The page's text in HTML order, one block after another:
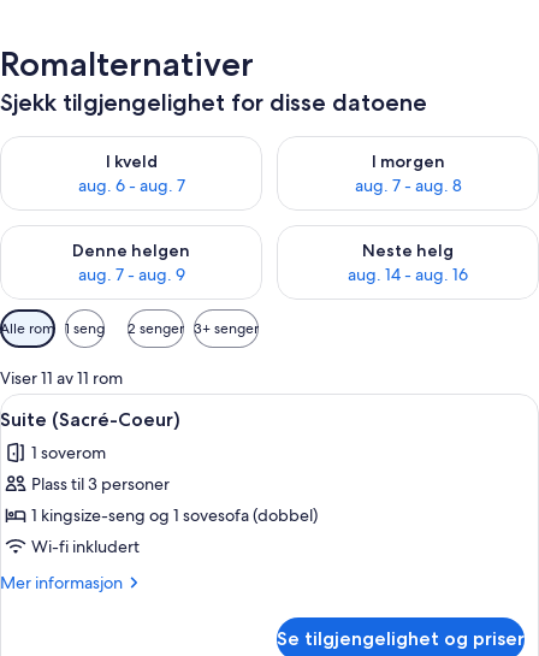
Romalternativer
Sjekk tilgjengelighet for disse datoene
I kveld
aug. 6 - aug. 7
Sjekk tilgjengelighet for i kveld, aug. 6 - aug. 7
I morgen
aug. 7 - aug. 8
Sjekk tilgjengelighet for i
Denne helgen
aug. 7 - aug. 9
Sjekk tilgjengelighet for denne helgen, aug. 7 - aug. 9
Neste helg
aug. 14 - aug. 16
Sjekk tilgjengelighet for neste
Tilgjengelige
filtre
for
rom
Alle rom 1 seng 2 senger 3+ senger
Viser 11 av 11 rom
Åpne
alle
bildene
av
Suite
(Sacré-
Coeur)
Sengetøy av topp kvalitet, memory
4
Suite (Sacré-Coeur)
1 soverom
Plass til 3 personer
1 kingsize-seng og 1 sovesofa (dobbel)
Wi-fi inkludert
Mer informasjon
Mer
Se tilgjengelighet og priser